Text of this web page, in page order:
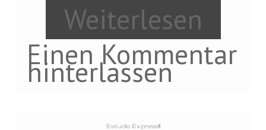
Weiterlesen
Einen Kommentar
hinterlassen
Estudio Express!!!